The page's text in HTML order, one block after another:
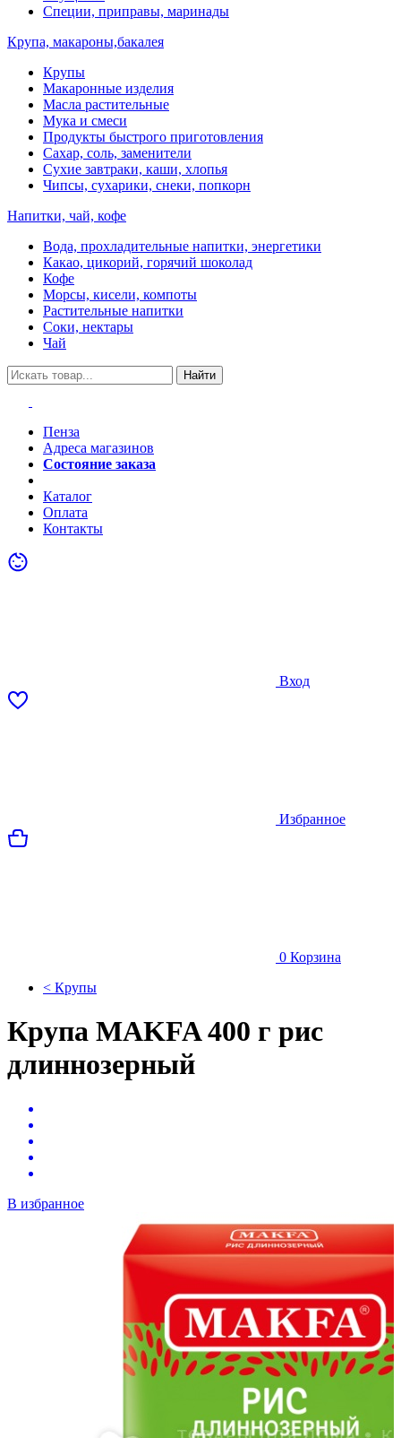
Специи, приправы, маринады
Крупа, макароны,бакалея
Крупы
Макаронные изделия
Масла растительные
Мука и смеси
Продукты быстрого приготовления
Сахар, соль, заменители
Сухие завтраки, каши, хлопья
Чипсы, сухарики, снеки, попкорн
Напитки, чай, кофе
Вода, прохладительные напитки, энергетики
Какао, цикорий, горячий шоколад
Кофе
Морсы, кисели, компоты
Растительные напитки
Соки, нектары
Чай
Найти
Пенза
Адреса магазинов
Состояние заказа
Каталог
Оплата
Контакты
Вход
Избранное
0 Корзина
< Крупы
Крупа MAKFA 400 г рис
длиннозерный
В избранное